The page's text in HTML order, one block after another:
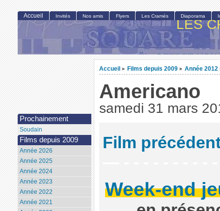
LES
Accueil > Films depuis 2009 > Année 2012
Americano
samedi 31 mars
Film
Week-end
Accueil Invités Nos amis Flyers Les Cramés Diaporama
Prochainement
Soudain
Films depuis 2009
Année 2026
Année 2025
Année 2024
Année 2023
Année 2022
Année 2021